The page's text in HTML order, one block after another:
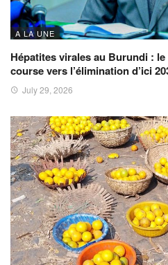
A LA UNE
Hépatites virales au Burundi :
course vers l’élimination d’ici
July 29, 2026